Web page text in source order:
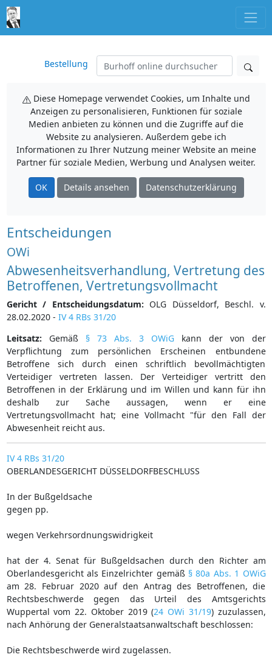
Bestellung
Diese Homepage verwendet Cookies, um Inhalte und
Anzeigen zu personalisieren, Funktionen für soziale
Medien anbieten zu können und die Zugriffe auf die
Website zu analysieren. Außerdem gebe ich
Informationen zu Ihrer Nutzung meiner Website an meine
Partner für soziale Medien, Werbung und Analysen weiter.
OK Details ansehen Datenschutzerklärung
Entscheidungen
OWi
Abwesenheitsverhandlung, Vertretung des
Betroffenen, Vertretungsvollmacht
Gericht / Entscheidungsdatum: OLG Düsseldorf, Beschl. v.
28.02.2020 - IV 4 RBs 31/20
Leitsatz: Gemäß § 73 Abs. 3 OWiGkann der von der
Verpflichtung zum persönlichen Erscheinen entbundene
Betroffene sich durch einen schriftlich bevollmächtigten
Verteidiger vertreten lassen. Der Verteidiger vertritt den
Betroffenen in der Erklärung und im Willen und kann für ihn
deshalb zur Sache aussagen, wenn er eine
Vertretungsvollmacht hat; eine Vollmacht "für den Fall der
Abwesenheit reicht aus.
IV 4 RBs 31/20
OBERLANDESGERICHT DÜSSELDORFBESCHLUSS
In der Bußgeldsache
gegen pp.
wegen Verkehrsordnungswidrigkeit
hat der 4. Senat für Bußgeldsachen durch den Richter am
Oberlandesgericht als Einzelrichter gemäß § 80a Abs. 1 OWiG
am 28. Februar 2020 auf den Antrag des Betroffenen, die
Rechtsbeschwerde gegen das Urteil des Amtsgerichts
Wuppertal vom 22. Oktober 2019 (24 OWi 31/19) zuzulassen,
nach Anhörung der Generalstaatsanwaltschaft beschlossen:
Die Rechtsbeschwerde wird zugelassen.